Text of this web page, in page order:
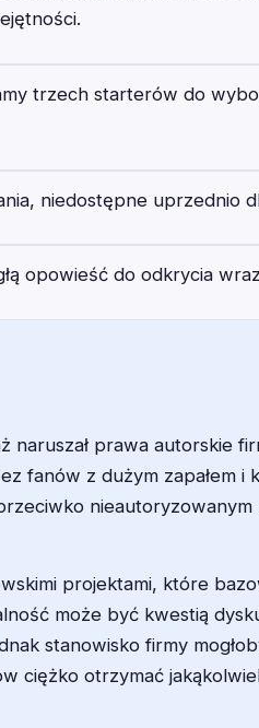
trzech starterów do
niedostępne uprzednio
opowieść do odkrycia
naruszał prawa autorskie
fanów z dużym zapałem
projektami, które
może być kwestią
stanowisko firmy
ciężko otrzymać